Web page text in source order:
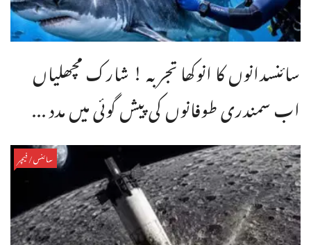
سائنسدانوں کا انوکھا تجربہ ! شارک مچھلیاں
اب سمندری طوفانوں کی پیش گوئی میں مدد ...
سائنس/فیچر